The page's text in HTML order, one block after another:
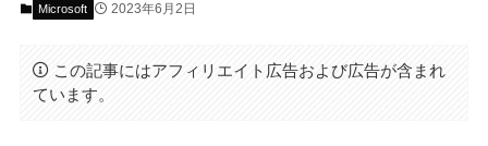
Microsoft 2023年6月2日
この記事にはアフィリエイト広告および広告が含まれ
ています。